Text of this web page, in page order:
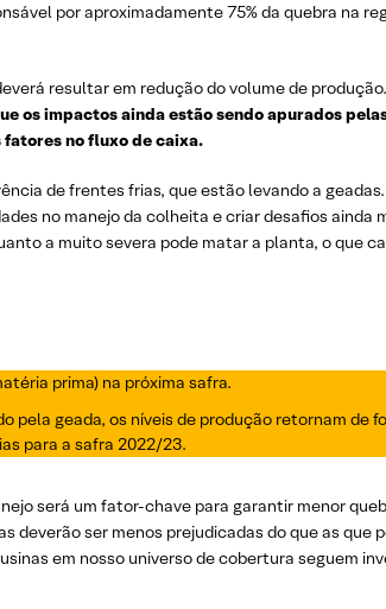
por aproximadamente 75% da quebra na
resultar em redução do volume de produção.
os impactos ainda estão sendo apurados
fatores no fluxo de caixa.
de frentes frias, que estão levando a geadas.
no manejo da colheita e criar desafios ainda
a muito severa pode matar a planta, o que
prima) na próxima safra.
geada, os níveis de produção retornam de
para a safra 2022/23.
será um fator-chave para garantir menor
deverão ser menos prejudicadas do que as que
em nosso universo de cobertura seguem